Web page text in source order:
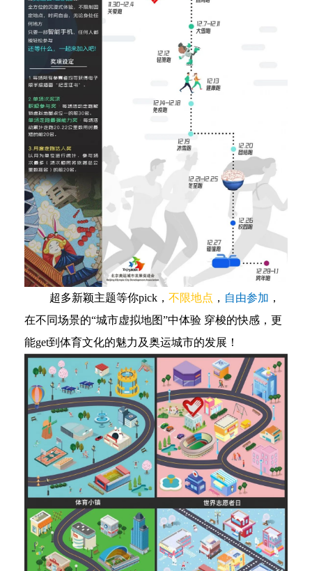
超多新颖主题等你pick， 不限地点 ， 自由参加 ，
在不同场景的“城市虚拟地图”中体验 穿梭的快感，更
能get到体育文化的魅力及奥运城市的发展！